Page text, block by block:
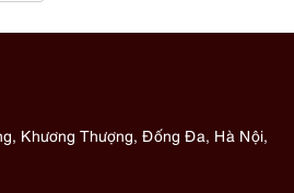
Khương Thượng, Đống Đa, Hà Nội,